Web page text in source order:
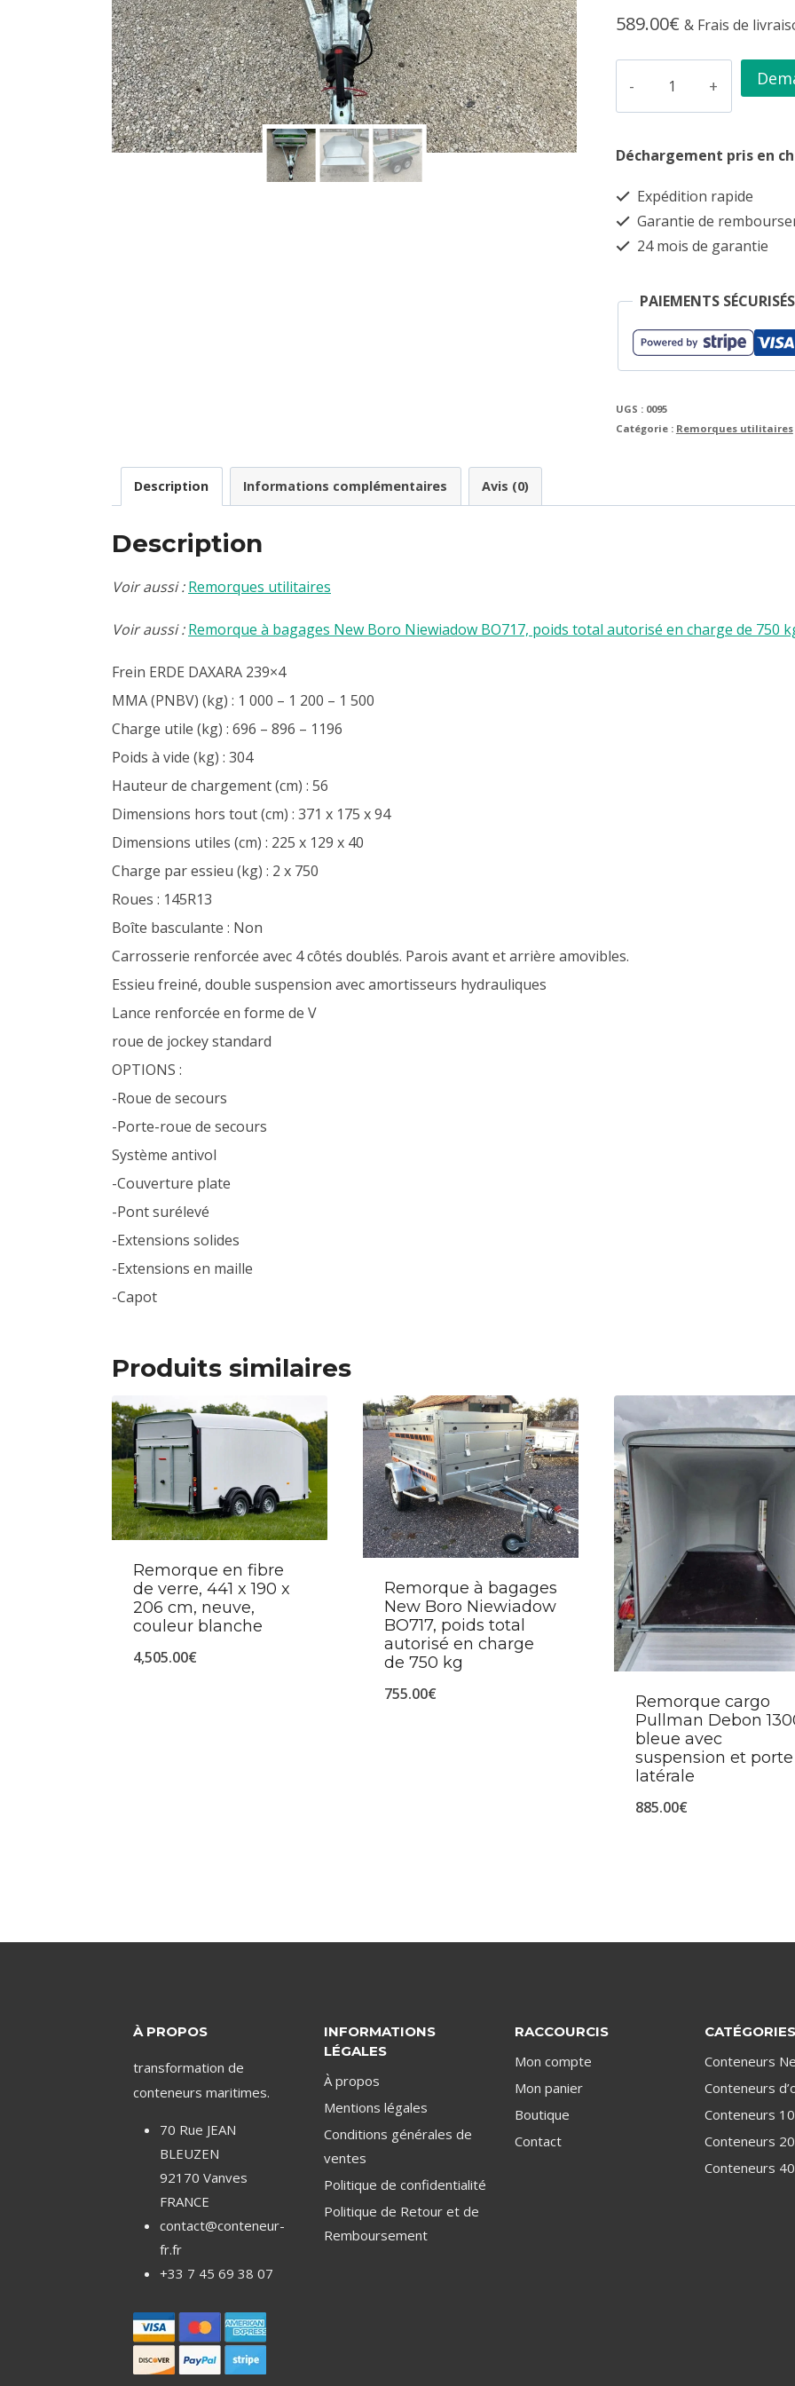
589.00€ & Frais de
Erde
Daxara
239×4
avec
poids
total
autorisé
charge
Déchargement pris en
Expédition rapide
Garantie de
24 mois de garantie
PAIEMENTS SÉCURISÉS
UGS : 0095
Catégorie : Remorques utilitaires
Description Informations complémentaires Avis (0)
Description
Voir aussi : Remorques utilitaires
Voir aussi : Remorque à bagages New Boro Niewiadow BO717, poids total autorisé en charge de 750
Frein ERDE DAXARA 239×4
MMA (PNBV) (kg) : 1 000 – 1 200 – 1 500
Charge utile (kg) : 696 – 896 – 1196
Poids à vide (kg) : 304
Hauteur de chargement (cm) : 56
Dimensions hors tout (cm) : 371 x 175 x 94
Dimensions utiles (cm) : 225 x 129 x 40
Charge par essieu (kg) : 2 x 750
Roues : 145R13
Boîte basculante : Non
Carrosserie renforcée avec 4 côtés doublés. Parois avant et arrière amovibles.
Essieu freiné, double suspension avec amortisseurs hydrauliques
Lance renforcée en forme de V
roue de jockey standard
OPTIONS :
-Roue de secours
-Porte-roue de secours
Système antivol
-Couverture plate
-Pont surélevé
-Extensions solides
-Extensions en maille
-Capot
Produits similaires
Remorque en fibre
de verre, 441 x 190 x
206 cm, neuve,
couleur blanche
4,505.00€
Remorque à bagages
New Boro Niewiadow
BO717, poids total
autorisé en charge
de 750 kg
755.00€
Remorque cargo
Pullman Debon
bleue avec
suspension et porte
latérale
885.00€
À PROPOS
transformation de
conteneurs maritimes.
70 Rue JEAN
BLEUZEN
92170 Vanves
FRANCE
contact@conteneur-
fr.fr
+33 7 45 69 38 07
INFORMATIONS
LÉGALES
À propos
Mentions légales
Conditions générales de
ventes
Politique de confidentialité
Politique de Retour et de
Remboursement
RACCOURCIS
Mon compte
Mon panier
Boutique
Contact
Conteneurs
Conteneurs
Conteneurs
Conteneurs
Conteneurs